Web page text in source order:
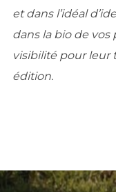
et dans l’idéal
dans la bio de
visibilité pour leur
édition.